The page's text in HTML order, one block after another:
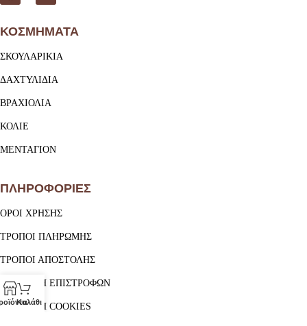
ΚΟΣΜΗΜΑΤΑ
ΣΚΟΥΛΑΡΙΚΙΑ
ΔΑΧΤΥΛΙΔΙΑ
ΒΡΑΧΙΟΛΙΑ
ΚΟΛΙΕ
ΜΕΝΤΑΓΙΟΝ
ΠΛΗΡΟΦΟΡΙΕΣ
ΟΡΟΙ ΧΡΗΣΗΣ
ΤΡΟΠΟΙ ΠΛΗΡΩΜΗΣ
ΤΡΟΠΟΙ ΑΠΟΣΤΟΛΗΣ
ΠΟΛΙΤΙΚΗ ΕΠΙΣΤΡΟΦΩΝ
ΠΟΛΙΤΙΚΗ COOKIES
Καλάθι